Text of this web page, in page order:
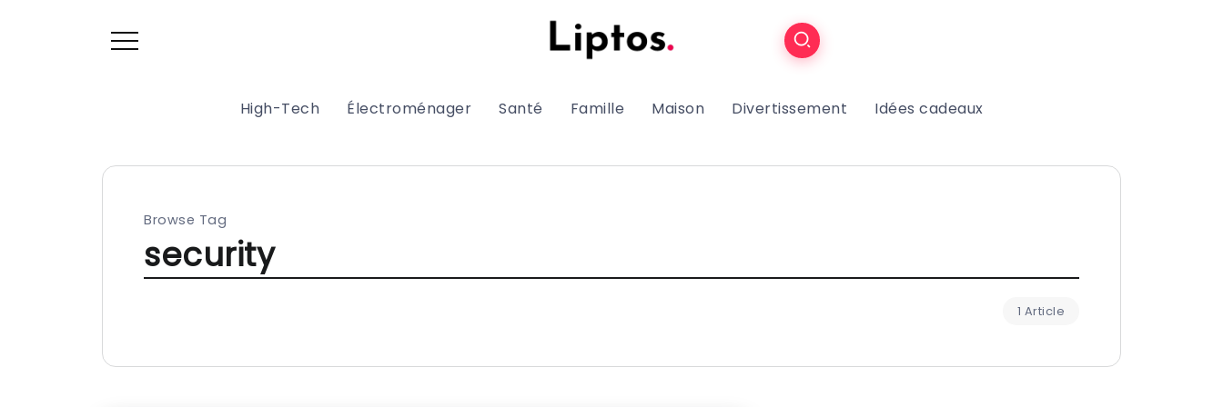
High-Tech Électroménager Santé Famille Maison Divertissement Idées cadeaux
Browse Tag
security
1 Article